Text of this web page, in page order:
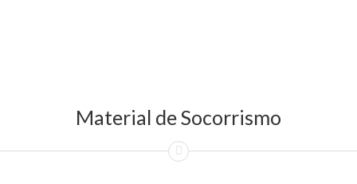
Material de Socorrismo